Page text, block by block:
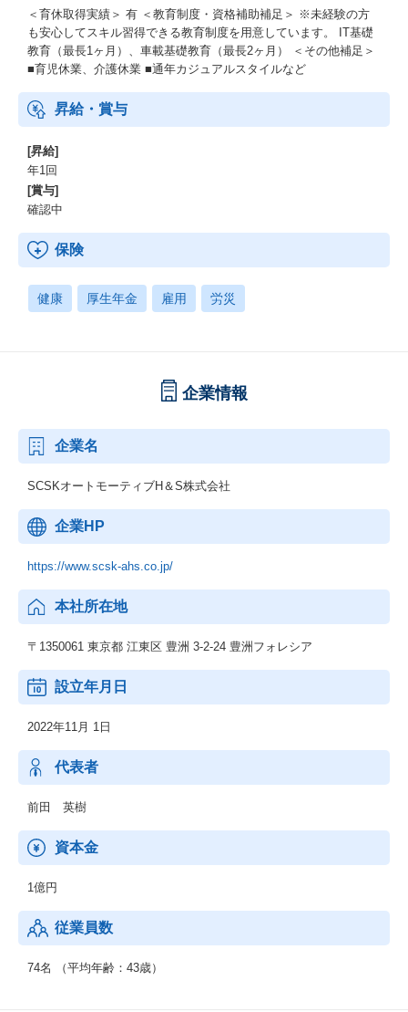
＜育休取得実績＞ 有 ＜教育制度・資格補助補足＞ ※未経験の方
も安心してスキル習得できる教育制度を用意しています。 IT基礎
教育（最長1ヶ月）、車載基礎教育（最長2ヶ月） ＜その他補足＞
■育児休業、介護休業 ■通年カジュアルスタイルなど
昇給・賞与
[昇給]
年1回
[賞与]
確認中
保険
健康 厚生年金 雇用 労災
企業情報
企業名
SCSKオートモーティブH＆S株式会社
企業HP
https://www.scsk-ahs.co.jp/
本社所在地
〒1350061 東京都 江東区 豊洲 3-2-24 豊洲フォレシア
設立年月日
2022年11月 1日
代表者
前田 英樹
資本金
1億円
従業員数
74名 （平均年齢：43歳）